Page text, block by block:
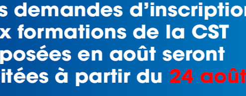
en matière de VHSS
▶
⏱ 7h